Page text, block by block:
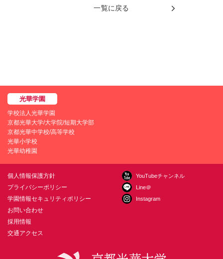
一覧に戻る
学校法人光華学園
京都光華大学/大学院/短期大学部
京都光華中学校/高等学校
光華小学校
光華幼稚園
個人情報保護方針
プライバシーポリシー
学園情報セキュリティポリシー
お問い合わせ
採用情報
交通アクセス
YouTubeチャンネル
Line＠
Instagram